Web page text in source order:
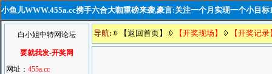
小鱼儿WWW.455a.cc携手六合大咖重磅来袭,豪言:关注一个月实现一个小目标
白小姐中特网论坛
要就我发-开奖网
网址： 455a.cc
导航: 【返回首页】 【开奖现场】 【开奖记录